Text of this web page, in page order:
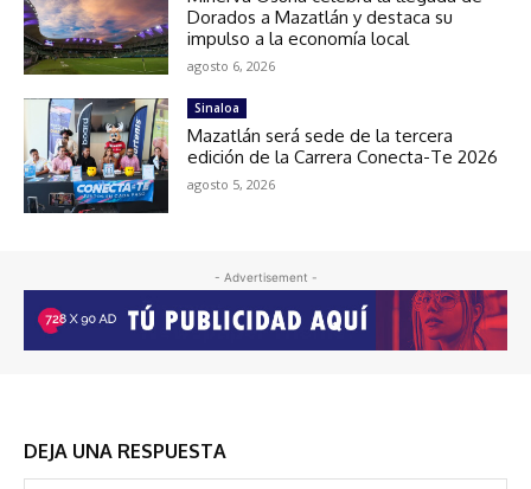
Dorados a Mazatlán y destaca su
impulso a la economía local
agosto 6, 2026
Sinaloa
Mazatlán será sede de la tercera
edición de la Carrera Conecta-Te 2026
agosto 5, 2026
- Advertisement -
DEJA UNA RESPUESTA